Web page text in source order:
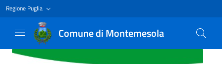
Regione Puglia
Comune di Montemesola
Homepage